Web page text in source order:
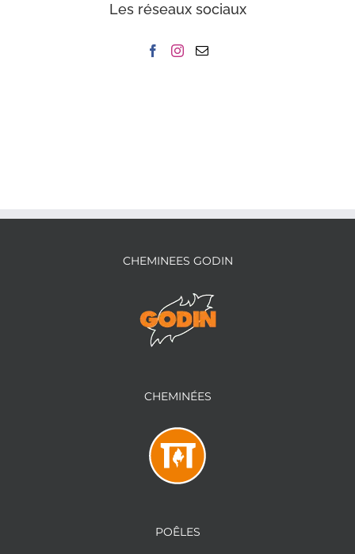
Les réseaux sociaux
CHEMINEES GODIN
CHEMINÉES
POÊLES